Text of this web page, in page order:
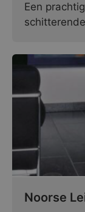
Een
Noorse